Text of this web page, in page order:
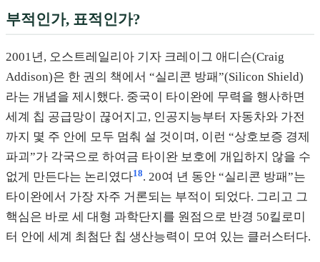
부적인가, 표적인가?
2001년, 오스트레일리아 기자 크레이그 애디슨(Craig
Addison)은 한 권의 책에서 “실리콘 방패”(Silicon Shield)
라는 개념을 제시했다. 중국이 타이완에 무력을 행사하면
세계 칩 공급망이 끊어지고, 인공지능부터 자동차와 가전
까지 몇 주 안에 모두 멈춰 설 것이며, 이런 “상호보증 경제
파괴”가 각국으로 하여금 타이완 보호에 개입하지 않을 수
없게 만든다는 논리였다18. 20여 년 동안 “실리콘 방패”는
타이완에서 가장 자주 거론되는 부적이 되었다. 그리고 그
핵심은 바로 세 대형 과학단지를 원점으로 반경 50킬로미
터 안에 세계 최첨단 칩 생산능력이 모여 있는 클러스터다.